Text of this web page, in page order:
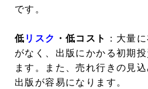
です。
低 リスク ・低コスト ：大量
がなく、出版にかかる初期
ます。また、売れ行きの見
出版が容易になります。